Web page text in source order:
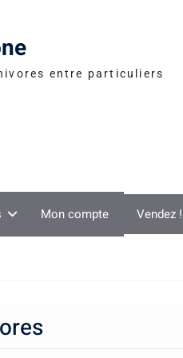
entre particuliers
Mon compte Vendez !